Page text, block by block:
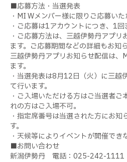
■応募方法・当選発表
・MI Wメンバー様に限りご応募いた
・ご応募は1アカウントにつき、1回
・ご応募方法は、三越伊勢丹アプ
ます。ご応募期間などの詳細もお知
三越伊勢丹アプリお知らせ配信は、
ます。
・当選発表は8月12日（火）に三越
て行います。
・ご入場いただける方はご当選者
れの方はご入場不可。
・指定席番号は当選された方にお知
す。
・天候等によりイベントが開催でき
■お問い合わせ
新潟伊勢丹 電話：025-242-1111